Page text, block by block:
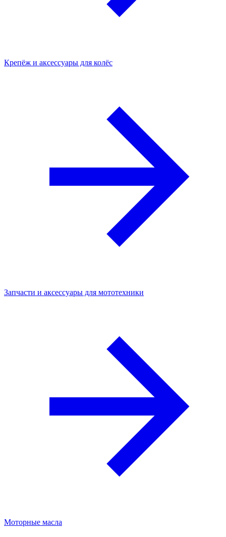
Крепёж и аксессуары для колёс
Запчасти и аксессуары для мототехники
Моторные масла